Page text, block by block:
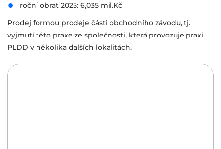
roční obrat 2025: 6,035 mil.Kč
Prodej formou prodeje části obchodního závodu, tj.
vyjmutí této praxe ze společnosti, která provozuje praxi
PLDD v několika dalších lokalitách.